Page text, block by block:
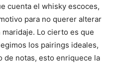
cuenta el whisky escoces,
para no querer alterar
Lo cierto es que
los pairings ideales,
de notas, esto enriquece la